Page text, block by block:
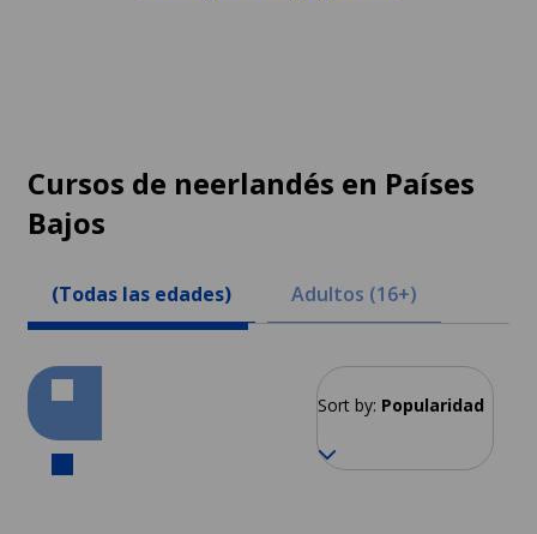
Cursos de neerlandés en Países
Bajos
(Todas las edades) Adultos (16+)
Sort by: Popularidad